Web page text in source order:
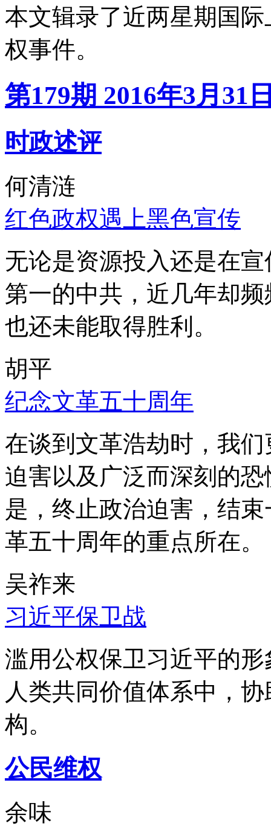
本文辑录了近两星期国
权事件。
第179期 2016年3月31
时政述评
何清涟
红色政权遇上黑色宣传
无论是资源投入还是在
第一的中共，近几年却
也还未能取得胜利。
胡平
纪念文革五十周年
在谈到文革浩劫时，我
迫害以及广泛而深刻的
是，终止政治迫害，结
革五十周年的重点所在。
吴祚来
习近平保卫战
滥用公权保卫习近平的
人类共同价值体系中，
构。
公民维权
余味